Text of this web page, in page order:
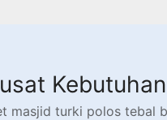
masjid turki polos tebal